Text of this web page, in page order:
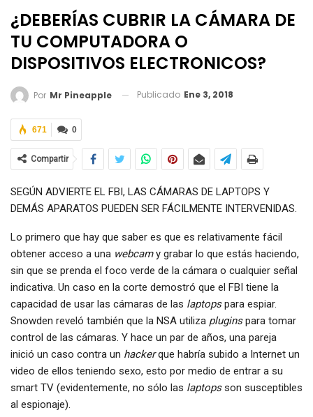
¿DEBERÍAS CUBRIR LA CÁMARA DE
TU COMPUTADORA O
DISPOSITIVOS ELECTRONICOS?
Por Mr Pineapple Publicado Ene 3, 2018
0
671
Compartir
SEGÚN ADVIERTE EL FBI, LAS CÁMARAS DE LAPTOPS Y
DEMÁS APARATOS PUEDEN SER FÁCILMENTE INTERVENIDAS.
Lo primero que hay que saber es que es relativamente fácil
obtener acceso a una webcamy grabar lo que estás haciendo,
sin que se prenda el foco verde de la cámara o cualquier señal
indicativa. Un caso en la corte demostró que el FBI tiene la
capacidad de usar las cámaras de las laptopspara espiar.
Snowden reveló también que la NSA utiliza pluginspara tomar
control de las cámaras. Y hace un par de años, una pareja
inició un caso contra un hackerque habría subido a Internet un
video de ellos teniendo sexo, esto por medio de entrar a su
smart TV (evidentemente, no sólo las laptopsson susceptibles
al espionaje).